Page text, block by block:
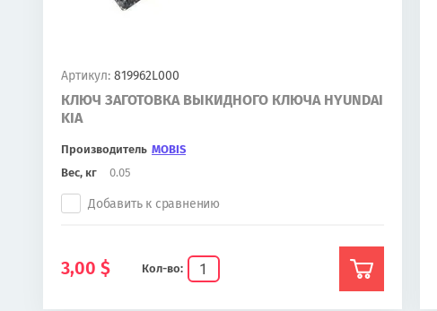
Артикул: 819962L000
КЛЮЧ ЗАГОТОВКА ВЫКИДНОГО КЛЮЧА HYUNDAI
KIA
Производитель MOBIS
Вес, кг
0.05
Кол-во:
Добавить к сравнению
3,00 $